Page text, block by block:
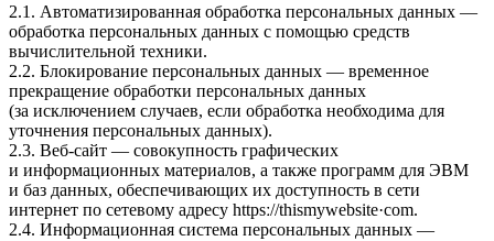
2.1. Автоматизированная обработка персональных данных —
обработка персональных данных с помощью средств
вычислительной техники.
2.2. Блокирование персональных данных — временное
прекращение обработки персональных данных
(за исключением случаев, если обработка необходима для
уточнения персональных данных).
2.3. Веб-сайт — совокупность графических
и информационных материалов, а также программ для ЭВМ
и баз данных, обеспечивающих их доступность в сети
интернет по сетевому адресу httpsː//thismywebsite·com.
2.4. Информационная система персональных данных —